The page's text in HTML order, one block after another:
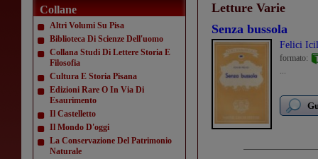
Collane
Altri Volumi Su Pisa
Biblioteca Di Scienze Dell'uomo
Collana Studi Di Lettere Storia E
Filosofia
Cultura E Storia Pisana
Edizioni Rare O In Via Di
Esaurimento
Il Castelletto
Il Mondo D'oggi
La Conservazione Del Patrimonio
Naturale
Letture Varie
Senza bussola
Felici
formato:
...